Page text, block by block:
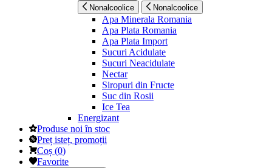
Nonalcoolice Nonalcoolice
Apa Minerala Romania
Apa Plata Romania
Apa Plata Import
Sucuri Acidulate
Sucuri Neacidulate
Nectar
Siropuri din Fructe
Suc din Rosii
Ice Tea
Energizant
Produse noi în stoc
Preț isteț, promoții
Coș (0)
Favorite